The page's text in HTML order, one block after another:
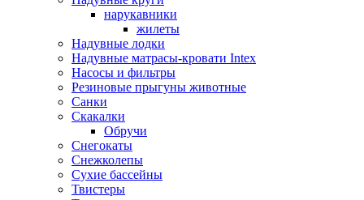
нарукавники
жилеты
Надувные лодки
Надувные матрасы-кровати Intex
Насосы и фильтры
Резиновые прыгуны животные
Санки
Скакалки
Обручи
Снегокаты
Снежколепы
Сухие бассейны
Твистеры